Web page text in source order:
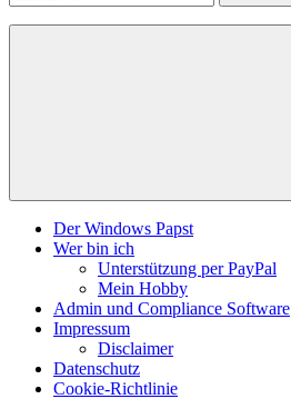
Der Windows Papst
Wer bin ich
Unterstützung per PayPal
Mein Hobby
Admin und Compliance Software
Impressum
Disclaimer
Datenschutz
Cookie-Richtlinie